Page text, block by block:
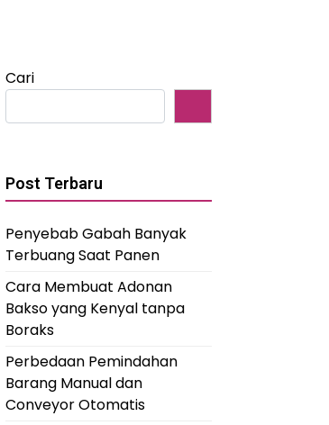
Cari
Post Terbaru
Penyebab Gabah Banyak
Terbuang Saat Panen
Cara Membuat Adonan
Bakso yang Kenyal tanpa
Boraks
Perbedaan Pemindahan
Barang Manual dan
Conveyor Otomatis